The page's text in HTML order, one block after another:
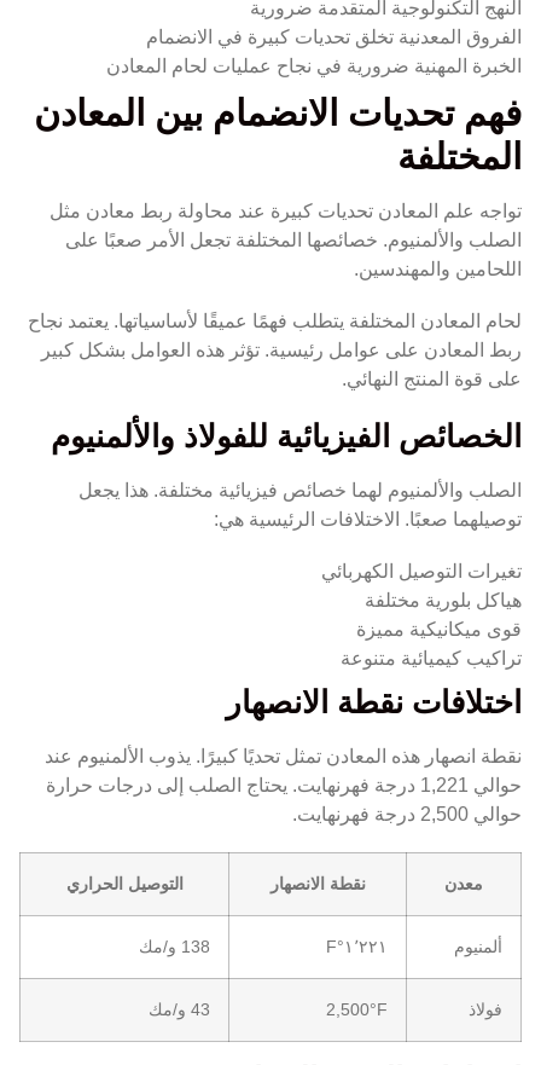
النهج التكنولوجية المتقدمة ضرورية
الفروق المعدنية تخلق تحديات كبيرة في الانضمام
الخبرة المهنية ضرورية في نجاح عمليات لحام المعادن
فهم تحديات الانضمام بين المعادن
المختلفة
تواجه علم المعادن تحديات كبيرة عند محاولة ربط معادن مثل
الصلب والألمنيوم. خصائصها المختلفة تجعل الأمر صعبًا على
اللحامين والمهندسين.
لحام المعادن المختلفة يتطلب فهمًا عميقًا لأساسياتها. يعتمد نجاح
ربط المعادن على عوامل رئيسية. تؤثر هذه العوامل بشكل كبير
على قوة المنتج النهائي.
الخصائص الفيزيائية للفولاذ والألمنيوم
الصلب والألمنيوم لهما خصائص فيزيائية مختلفة. هذا يجعل
توصيلهما صعبًا. الاختلافات الرئيسية هي:
تغيرات التوصيل الكهربائي
هياكل بلورية مختلفة
قوى ميكانيكية مميزة
تراكيب كيميائية متنوعة
اختلافات نقطة الانصهار
نقطة انصهار هذه المعادن تمثل تحديًا كبيرًا. يذوب الألمنيوم عند
حوالي 1,221 درجة فهرنهايت. يحتاج الصلب إلى درجات حرارة
حوالي 2,500 درجة فهرنهايت.
معدن نقطة الانصهار التوصيل الحراري
ألمنيوم ١٬٢٢١°F 138 و/مك
فولاذ 2,500°F 43 و/مك